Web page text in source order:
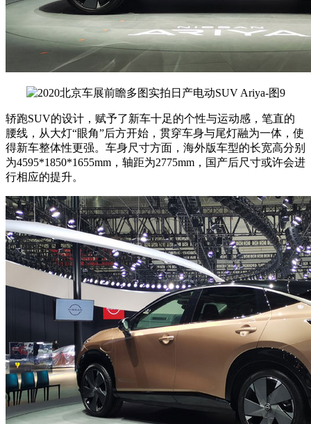
轿跑SUV的设计，赋予了新车十足的个性与运动感，笔直的
腰线，从大灯“眼角”后方开始，贯穿车身与尾灯融为一体，使
得新车整体性更强。车身尺寸方面，海外版车型的长宽高分别
为4595*1850*1655mm，轴距为2775mm，国产后尺寸或许会进
行相应的提升。